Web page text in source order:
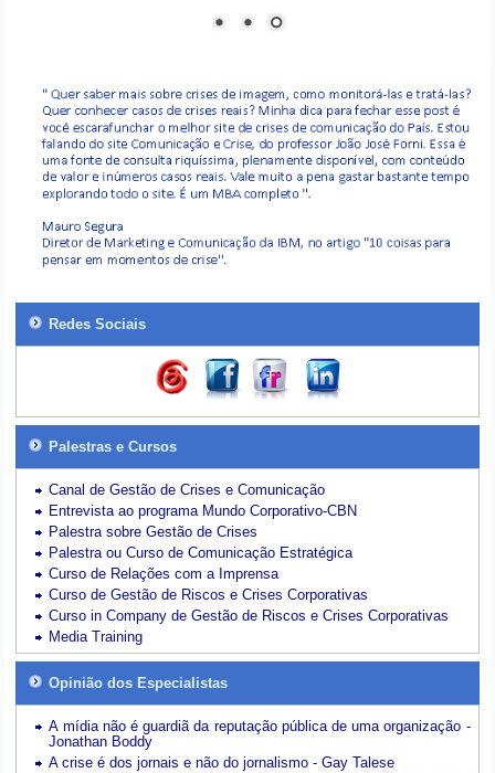
Redes Sociais
Palestras e Cursos
Canal de Gestão de Crises e Comunicação
Entrevista ao programa Mundo Corporativo-CBN
Palestra sobre Gestão de Crises
Palestra ou Curso de Comunicação Estratégica
Curso de Relações com a Imprensa
Curso de Gestão de Riscos e Crises Corporativas
Curso in Company de Gestão de Riscos e Crises Corporativas
Media Training
Opinião dos Especialistas
A mídia não é guardiã da reputação pública de uma organização -
Jonathan Boddy
A crise é dos jornais e não do jornalismo - Gay Talese